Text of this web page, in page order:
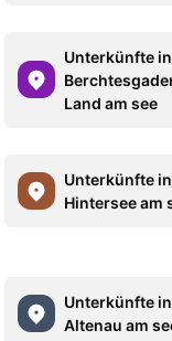
Unterkünfte in
Land am see
Unterkünfte in
Hintersee am
Unterkünfte in
Altenau am